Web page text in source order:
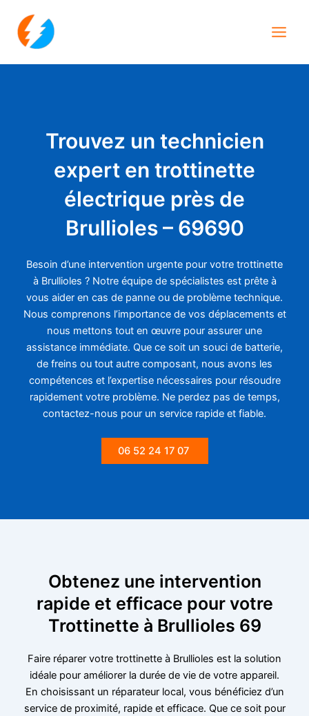
contenu
Trouvez un technicien
expert en trottinette
électrique près de
Brullioles – 69690
Besoin d’une intervention urgente pour votre trottinette
à Brullioles ? Notre équipe de spécialistes est prête à
vous aider en cas de panne ou de problème technique.
Nous comprenons l’importance de vos déplacements et
nous mettons tout en œuvre pour assurer une
assistance immédiate. Que ce soit un souci de batterie,
de freins ou tout autre composant, nous avons les
compétences et l’expertise nécessaires pour résoudre
rapidement votre problème. Ne perdez pas de temps,
contactez-nous pour un service rapide et fiable.
06 52 24 17 07
Obtenez une intervention
rapide et efficace pour votre
Trottinette à Brullioles 69
Faire réparer votre trottinette à Brullioles est la solution
idéale pour améliorer la durée de vie de votre appareil.
En choisissant un réparateur local, vous bénéficiez d’un
service de proximité, rapide et efficace. Que ce soit pour